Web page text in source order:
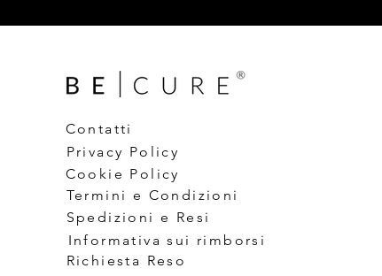
Contatti
Privacy Policy
Cookie Policy
Termini e Condizioni
Spedizioni e Resi
Informativa sui rimborsi
Richiesta Reso